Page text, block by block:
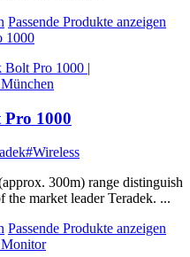
Passende Produkte anzeigen
1000
1000
#Wireless
300m) range distinguish
the market leader Teradek. ...
Passende Produkte anzeigen